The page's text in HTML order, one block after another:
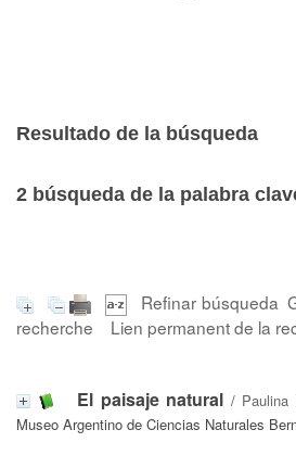
Resultado de la búsqueda
2 búsqueda de la palabra
Refinar búsqueda
recherche
Lien permanent de la
El paisaje natural / Paulina
Museo Argentino de Ciencias Naturales